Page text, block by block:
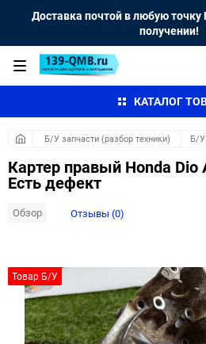
Доставка почтой в любую точку
получении!
КАТАЛОГ
Б/У запчасти (разбор техники) Б/У
Картер правый Honda Dio
Есть дефект
Обзор Отзывы (0)
Товар Б/У